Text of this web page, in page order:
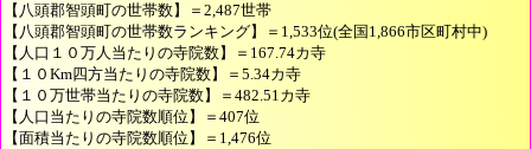
【八頭郡智頭町の世帯数】＝2,487世帯
【八頭郡智頭町の世帯数ランキング】＝1,533位(全国1,866市区町村中)
【人口１０万人当たりの寺院数】＝167.74カ寺
【１０Km四方当たりの寺院数】＝5.34カ寺
【１０万世帯当たりの寺院数】＝482.51カ寺
【人口当たりの寺院数順位】＝407位
【面積当たりの寺院数順位】＝1,476位